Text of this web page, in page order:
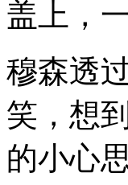
盖上，
穆森透
笑，想
的小心思